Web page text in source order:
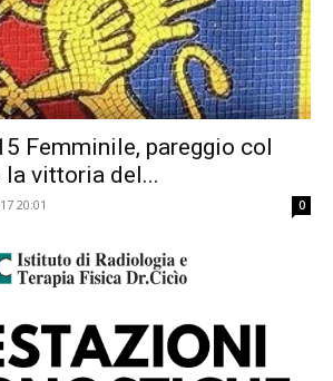
Femminile, pareggio col
vittoria del...
20:01 0